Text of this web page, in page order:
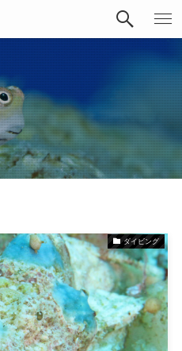
ダイビング